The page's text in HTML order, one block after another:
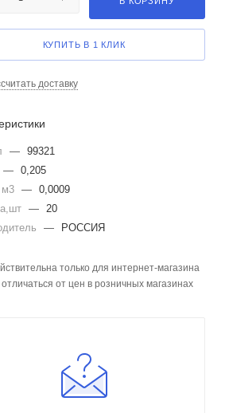
КУПИТЬ В 1 КЛИК
доставку
— 99321
— 0,205
— 0,0009
— 20
— РОССИЯ
только для интернет-магазина
от цен в розничных магазинах